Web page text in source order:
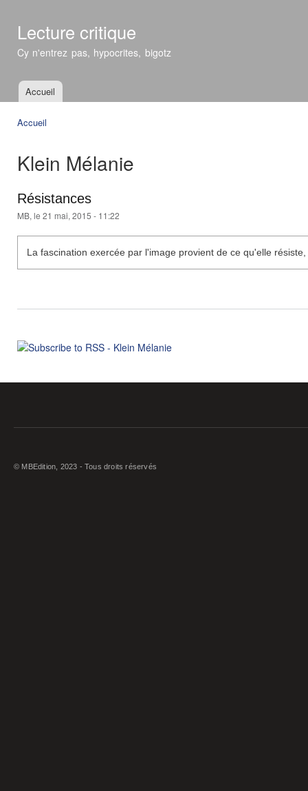
Lecture critique
Cy n'entrez pas, hypocrites, bigotz
Menu principal
Accueil
Accueil
Klein Mélanie
Résistances
MB, le 21 mai, 2015 - 11:22
La fascination exercée par l'image provient de ce qu'elle
© MBEdition, 2023 - Tous droits réservés